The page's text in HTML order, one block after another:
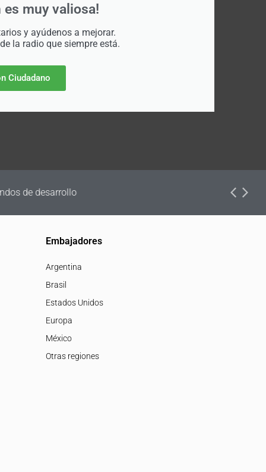
es muy valiosa!
y ayúdenos a mejorar.
la radio que siempre está.
Ciudadano
de desarrollo
Embajadores
Argentina
Brasil
Estados Unidos
Europa
México
Otras regiones